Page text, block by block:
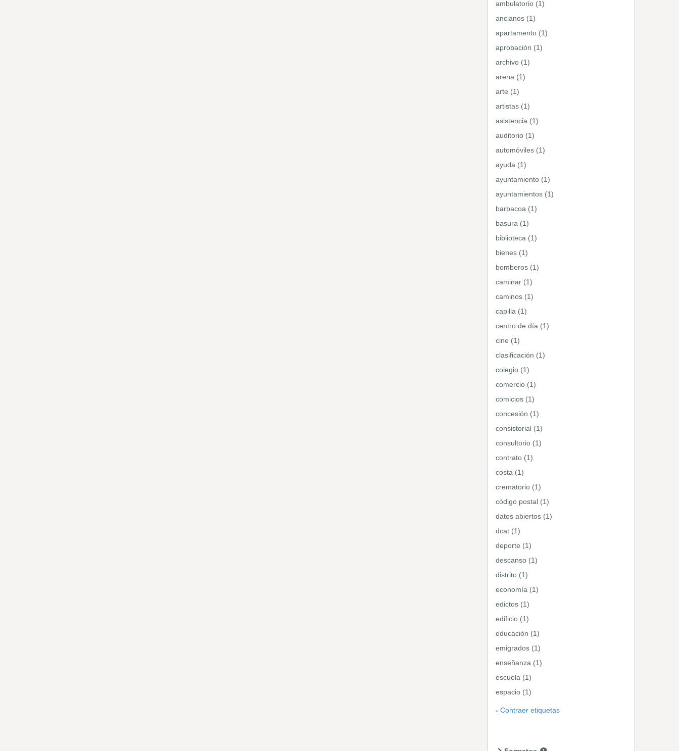
ambulatorio (1)
ancianos (1)
apartamento (1)
aprobación (1)
archivo (1)
arena (1)
arte (1)
artistas (1)
asistencia (1)
auditorio (1)
automóviles (1)
ayuda (1)
ayuntamiento (1)
ayuntamientos (1)
barbacoa (1)
basura (1)
biblioteca (1)
bienes (1)
bomberos (1)
caminar (1)
caminos (1)
capilla (1)
centro de día (1)
cine (1)
clasificación (1)
colegio (1)
comercio (1)
comicios (1)
concesión (1)
consistorial (1)
consultorio (1)
contrato (1)
costa (1)
crematorio (1)
código postal (1)
datos abiertos (1)
dcat (1)
deporte (1)
descanso (1)
distrito (1)
economía (1)
edictos (1)
edificio (1)
educación (1)
emigrados (1)
enseñanza (1)
escuela (1)
espacio (1)
Contraer etiquetas